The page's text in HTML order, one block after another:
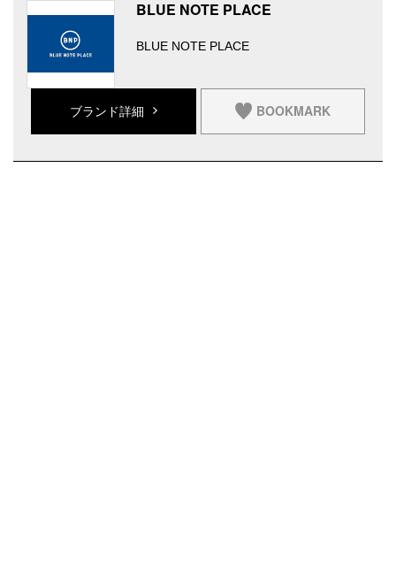
BLUE NOTE PLACE
BLUE NOTE PLACE
ブランド詳細 BOOKMARK